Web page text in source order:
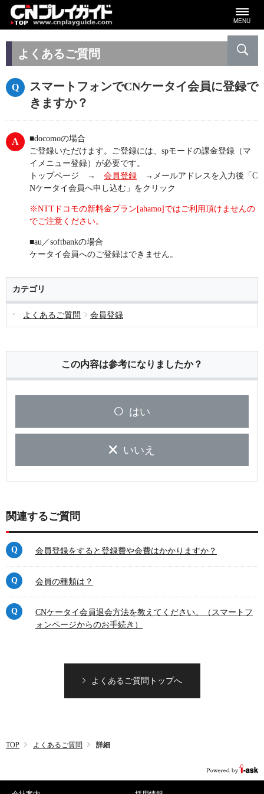
MENU
よくあるご質問
スマートフォンでCNケータイ会員に登録で
きますか？
■docomoの場合
ご登録いただけます。ご登録には、spモードの課金登録（マ
イメニュー登録）が必要です。
トップページ → 会員登録 →メールアドレスを入力後「C
Nケータイ会員へ申し込む」をクリック
※NTTドコモの新料金プラン[ahamo]ではご利用頂けませんの
でご注意ください。
■au／softbankの場合
ケータイ会員へのご登録はできません。
カテゴリ
よくあるご質問 会員登録
この内容は参考になりましたか？
はい
いいえ
関連するご質問
会員登録をすると登録費や会費はかかりますか？
会員の種類は？
CNケータイ会員退会方法を教えてください。（スマートフ
ォンページからのお手続き）
よくあるご質問トップへ
TOP よくあるご質問 詳細